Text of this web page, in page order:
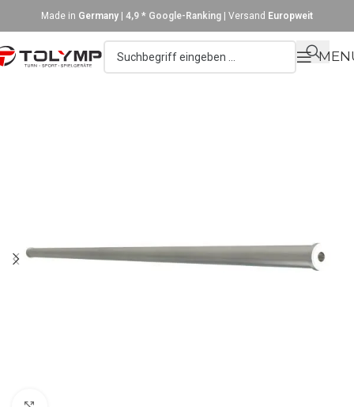
Made in Germany 4,9 * Google-Ranking | Versand Europweit